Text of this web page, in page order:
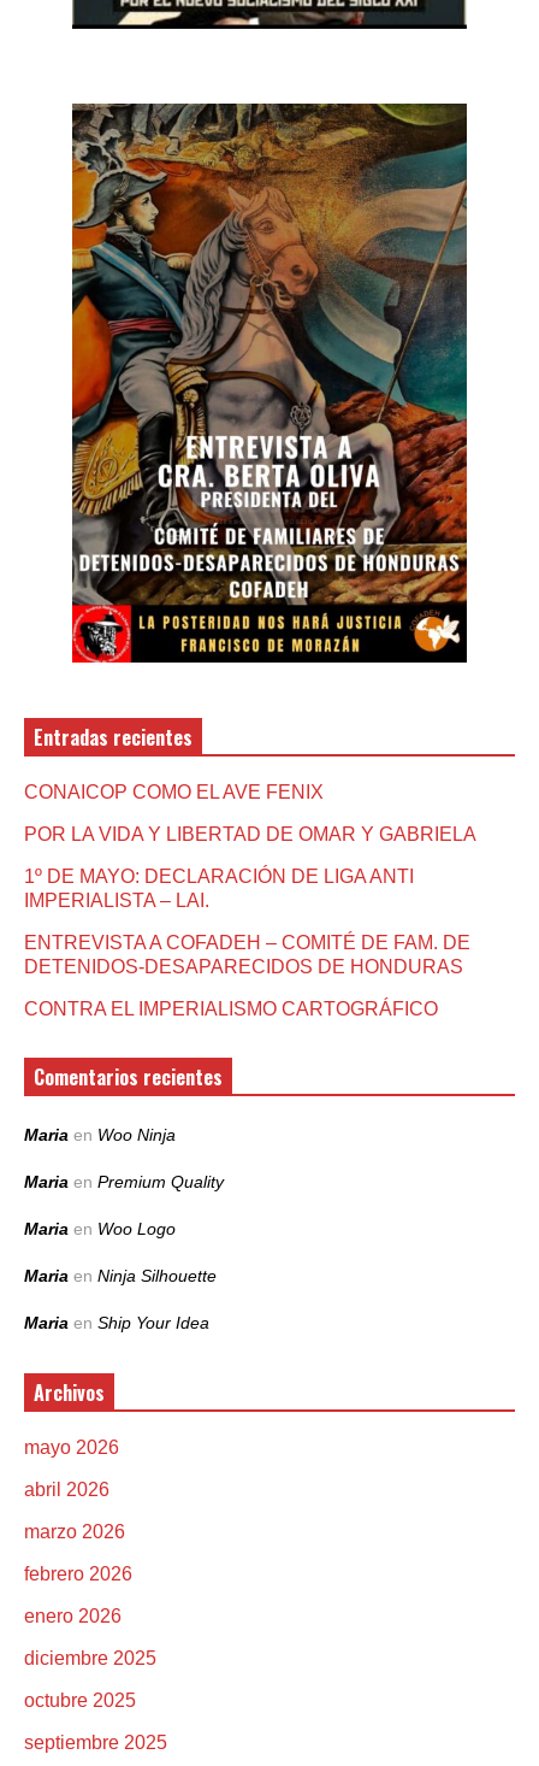
Entradas recientes
CONAICOP COMO EL AVE FENIX
POR LA VIDA Y LIBERTAD DE OMAR Y GABRIELA
1º DE MAYO: DECLARACIÓN DE LIGA ANTI
IMPERIALISTA – LAI.
ENTREVISTA A COFADEH – COMITÉ DE FAM. DE
DETENIDOS-DESAPARECIDOS DE HONDURAS
CONTRA EL IMPERIALISMO CARTOGRÁFICO
Comentarios recientes
Maria en Woo Ninja
Maria en Premium Quality
Maria en Woo Logo
Maria en Ninja Silhouette
Maria en Ship Your Idea
Archivos
mayo 2026
abril 2026
marzo 2026
febrero 2026
enero 2026
diciembre 2025
octubre 2025
septiembre 2025